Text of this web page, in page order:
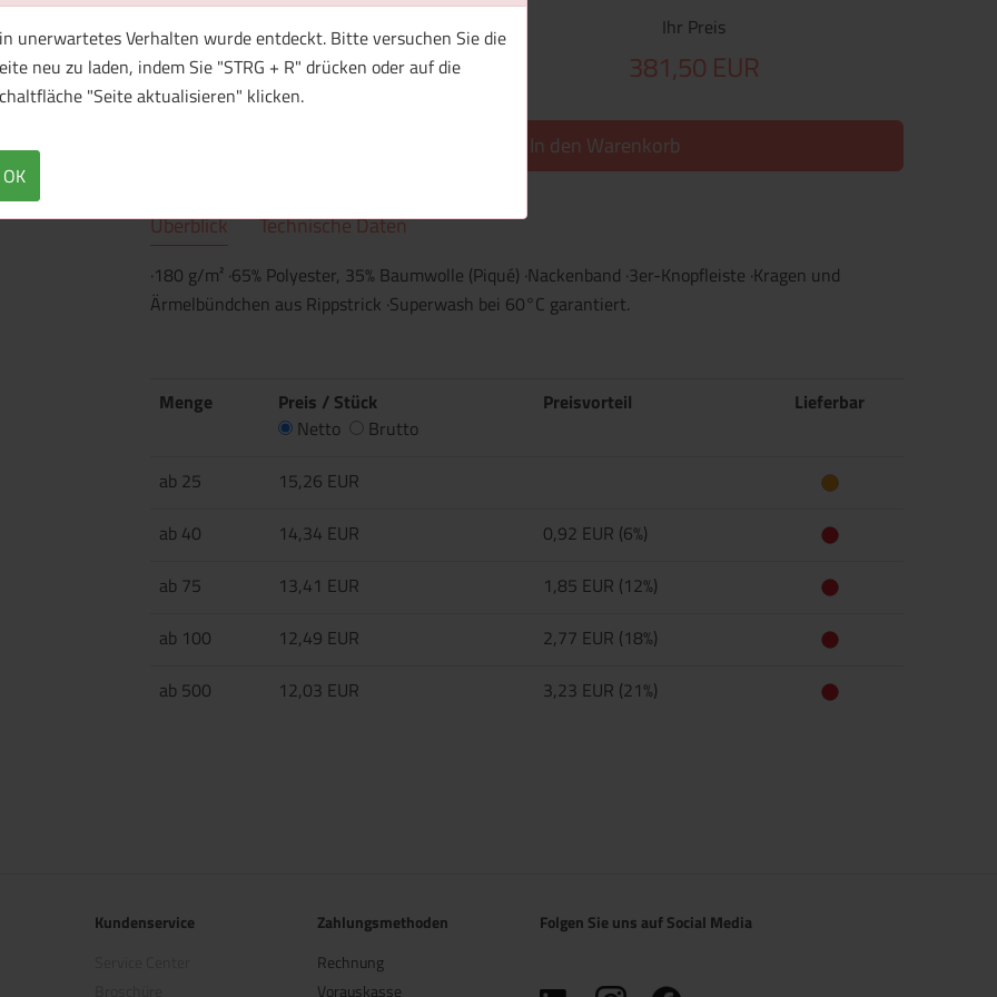
unerwartetes Verhalten wurde entdeckt. Bitte versuchen Sie die
neu zu laden, indem Sie "STRG + R" drücken oder auf die
"Seite aktualisieren" klicken.
OK
Ihr Preis
381,50 EUR
In den Warenkorb
Überblick Technische Daten
·180 g/m² ·65% Polyester, 35% Baumwolle (Piqué) ·Nackenband ·3er-Knopfleiste ·Kragen und
Ärmelbündchen aus Rippstrick ·Superwash bei 60°C garantiert.
Menge
Preis / Stück
Netto
Brutto
Preisvorteil Lieferbar
ab 25
15,26 EUR
ab 40
14,34 EUR
0,92 EUR (6%)
ab 75
13,41 EUR
1,85 EUR (12%)
ab 100
12,49 EUR
2,77 EUR (18%)
ab 500
12,03 EUR 3,23 EUR (21%)
Kundenservice
Zahlungsmethoden
Rechnung
Vorauskasse
Folgen Sie uns auf Social Media